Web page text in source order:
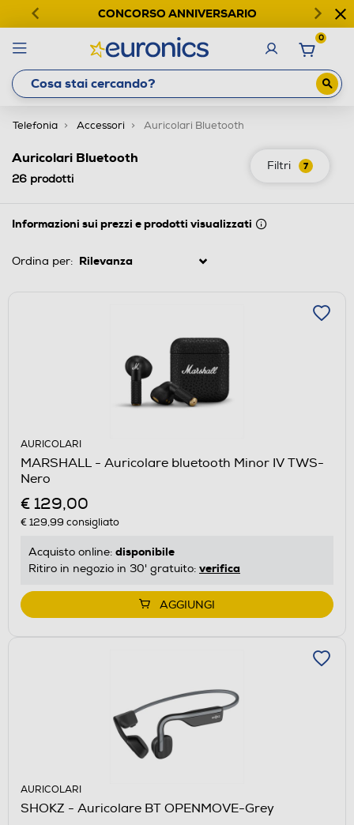
CONCORSO ANNIVERSARIO
0
Telefonia Accessori Auricolari Bluetooth
Filtri 7
Auricolari Bluetooth
26 prodotti
Informazioni sui prezzi e prodotti visualizzati
Ordina per:
AURICOLARI
MARSHALL - Auricolare bluetooth Minor IV TWS-
Nero
€ 129,00
€ 129,99 consigliato
Acquisto online: disponibile
Ritiro in negozio in 30' gratuito: verifica
AGGIUNGI
AURICOLARI
SHOKZ - Auricolare BT OPENMOVE-Grey